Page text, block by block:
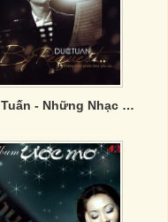
Đức Tuấn - Những Nhạc Phẩm Theo Yêu Cầu